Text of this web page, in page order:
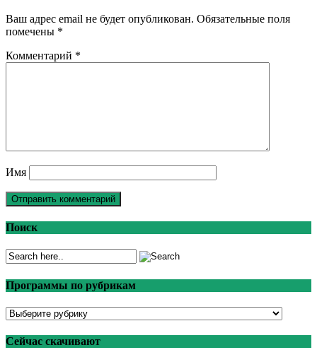
Ваш адрес email не будет опубликован. Обязательные поля
помечены *
Комментарий *
Имя
Поиск
Программы по рубрикам
Программы
рубрикам
Сейчас скачивают